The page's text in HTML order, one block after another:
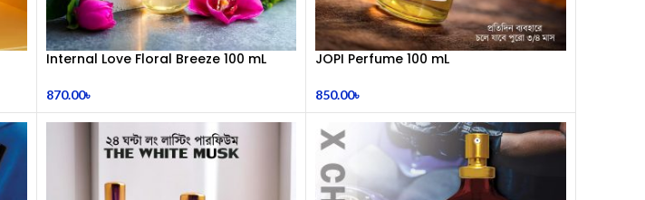
Internal Love Floral Breeze 100 mL
870.00৳
JOPI Perfume 100 mL
850.00৳